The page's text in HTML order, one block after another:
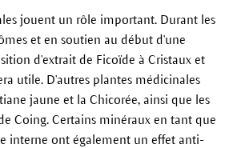
jouent un rôle important. Durant les
et en soutien au début d'une
d'extrait de Ficoïde à Cristaux et
utile. D'autres plantes médicinales
jaune et la Chicorée, ainsi que les
Coing. Certains minéraux en tant que
interne ont également un effet anti-